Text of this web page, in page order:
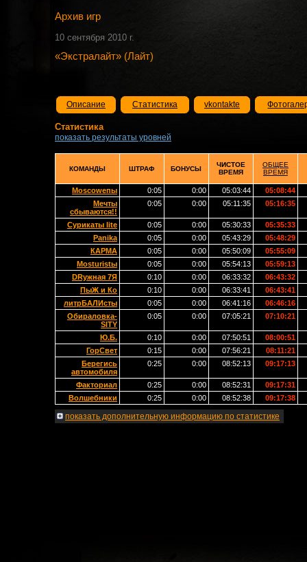
Архив игр
10 сентября 2010 г.
«Экстралайт» (Лайт)
Описание Статистика vkontakte
Статистика
показать результаты уровней
КОМАНДЫ ШТРАФ БОНУСЫ
ЧИСТОЕ
ВРЕМЯ
ОБЩЕЕ
ВРЕМЯ
Moscowепы 0:05 0:00 05:03:44
05:08:44
Мечты
сбываются!!
0:05 0:00 05:11:35 05:16:35
Сурикаты lite 0:05 0:00 05:30:33
05:35:33
Panika
0:05 0:00 05:43:29
05:48:29
КАРМА
0:05 0:00 05:50:09
05:55:09
Mosturistы
0:05 0:00 05:54:13
05:59:13
DRужная 7Я
0:10 0:00 06:33:32
06:43:32
ПыЖ и Ко
0:10 0:00 06:33:41
06:43:41
литрБАЛИсты
0:05 0:00 06:41:16
06:46:16
Обираловка-
SITY
0:05 0:00 07:05:21 07:10:21
Ю.Б. 0:10 0:00 07:50:51
08:00:51
ГорСвет
0:15 0:00 07:56:21
08:11:21
Берегись
автомобиля
0:25 0:00 08:52:13 09:17:13
Факториал 0:25 0:00 08:52:31
09:17:31
Волшебники
0:25 0:00 08:52:38 09:17:38
показать дополнительную информацию по статистике